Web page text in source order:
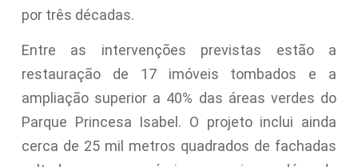
por três décadas.
Entre as intervenções previstas estão a
restauração de 17 imóveis tombados e a
ampliação superior a 40% das áreas verdes do
Parque Princesa Isabel. O projeto inclui ainda
cerca de 25 mil metros quadrados de fachadas